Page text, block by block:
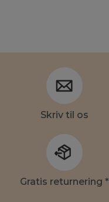
Skriv til os
Gratis returnering *